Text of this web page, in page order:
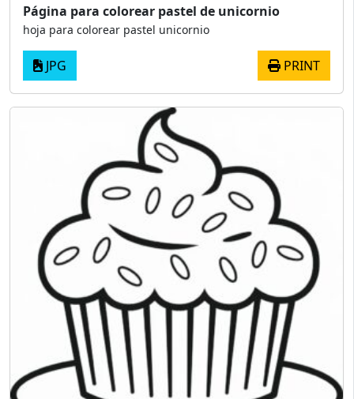
Página para colorear pastel de unicornio
hoja para colorear pastel unicornio
JPG PRINT